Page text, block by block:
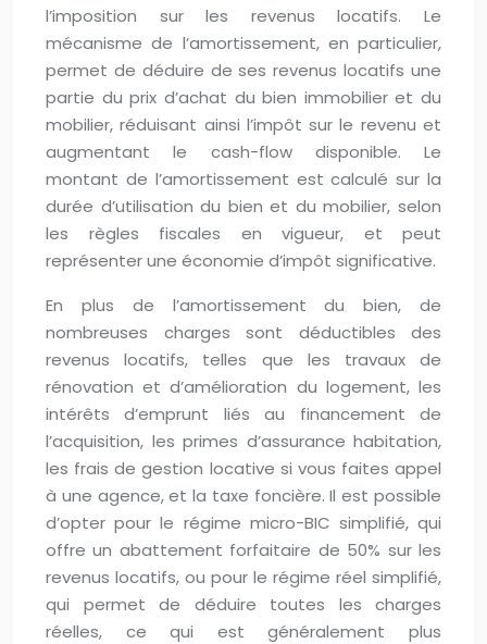
l’imposition sur les revenus locatifs. Le
mécanisme de l’amortissement, en particulier,
permet de déduire de ses revenus locatifs une
partie du prix d’achat du bien immobilier et du
mobilier, réduisant ainsi l’impôt sur le revenu et
augmentant le cash-flow disponible. Le
montant de l’amortissement est calculé sur la
durée d’utilisation du bien et du mobilier, selon
les règles fiscales en vigueur, et peut
représenter une économie d’impôt significative.
En plus de l’amortissement du bien, de
nombreuses charges sont déductibles des
revenus locatifs, telles que les travaux de
rénovation et d’amélioration du logement, les
intérêts d’emprunt liés au financement de
l’acquisition, les primes d’assurance habitation,
les frais de gestion locative si vous faites appel
à une agence, et la taxe foncière. Il est possible
d’opter pour le régime micro-BIC simplifié, qui
offre un abattement forfaitaire de 50% sur les
revenus locatifs, ou pour le régime réel simplifié,
qui permet de déduire toutes les charges
réelles, ce qui est généralement plus